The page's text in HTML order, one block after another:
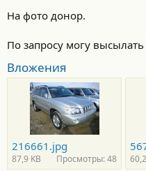
На фото донор.
По запросу могу
Вложения
216661.jpg
87,9 KB Просмотры: 48